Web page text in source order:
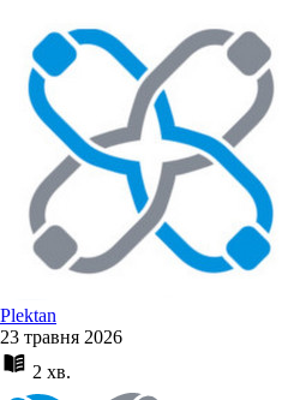
Plektan
23 травня 2026
2 хв.